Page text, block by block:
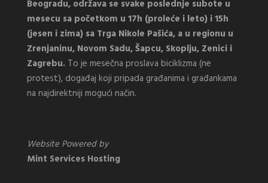
Beogradu, održava se svake poslednje subote u
mesecu sa početkom u 17h (proleće i leto) i 15h
(jesen i zima) sa Trga Nikole Pašića, a u regionu u
Zrenjaninu, Novom Sadu, Šapcu, Skoplju, Zenici i
Zagrebu. To je mesečna proslava biciklizma (ne
protest), događaj koji pripada građanima i građankama
na najdirektniji mogući način.
Website Powered by
Mint Services Hosting